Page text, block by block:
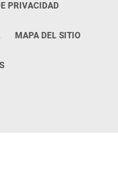
PRIVACIDAD
MAPA DEL SITIO